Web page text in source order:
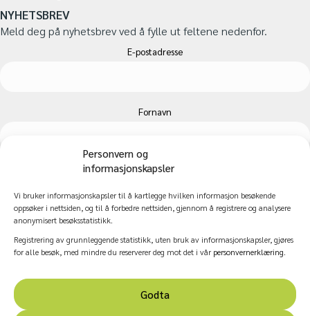
Personvern og
informasjonskapsler
Vi bruker informasjonskapsler til å kartlegge hvilken informasjon besøkende
oppsøker i nettsiden, og til å forbedre nettsiden, gjennom å registrere og analysere
anonymisert besøksstatistikk.
Registrering av grunnleggende statistikk, uten bruk av informasjonskapsler, gjøres
for alle besøk, med mindre du reserverer deg mot det i vår personvernerklæring
Godta
NYHETSBREV
Meld deg på nyhetsbrev ved å fylle ut feltene nedenfor.
E-postadresse
Fornavn
Etternavn
© 2026 Nasjonalt kompetansesenter for kultur, helse og